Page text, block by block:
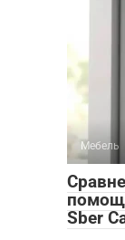
Мебель
Sber